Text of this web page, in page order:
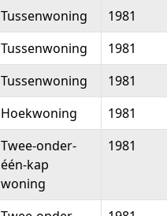
Tussenwoning 1981
Tussenwoning 1981
Tussenwoning 1981
Hoekwoning 1981
Twee-onder-
één-kap
woning
1981